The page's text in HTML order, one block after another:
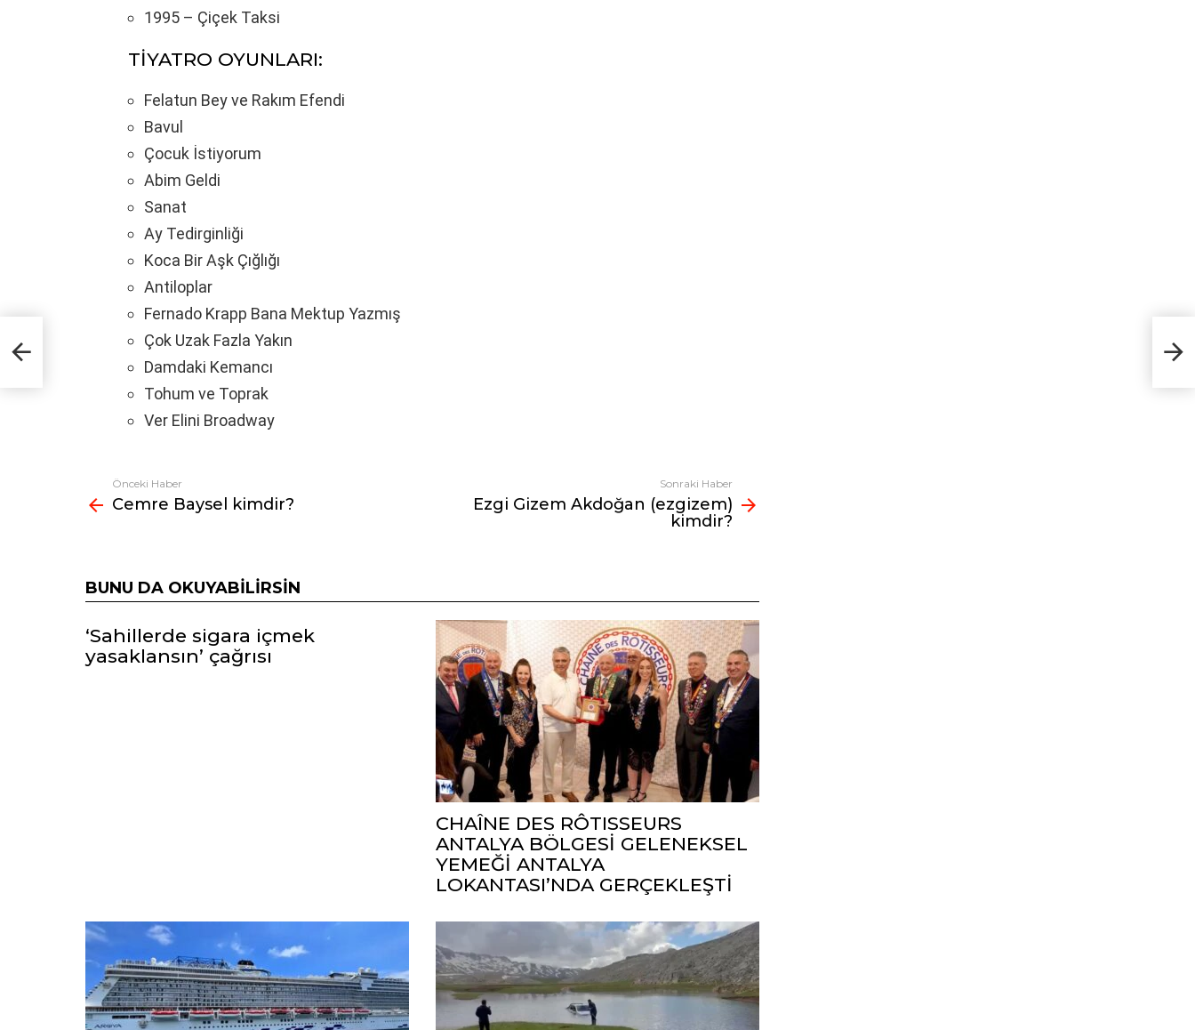
1995 – Çiçek Taksi
TİYATRO OYUNLARI:
Felatun Bey ve Rakım Efendi
Bavul
Çocuk İstiyorum
Abim Geldi
Sanat
Ay Tedirginliği
Koca Bir Aşk Çığlığı
Antiloplar
Fernado Krapp Bana Mektup Yazmış
Çok Uzak Fazla Yakın
Damdaki Kemancı
Tohum ve Toprak
Ver Elini Broadway
Fazlasına
bak
Önceki Haber
Cemre Baysel kimdir?
Sonraki Haber
Ezgi Gizem Akdoğan (ezgizem)
kimdir?
BUNU DA OKUYABILIRSIN
‘Sahillerde sigara içmek
yasaklansın’ çağrısı
CHAÎNE DES RÔTISSEURS
ANTALYA BÖLGESİ GELENEKSEL
YEMEĞİ ANTALYA
LOKANTASI’NDA GERÇEKLEŞTİ